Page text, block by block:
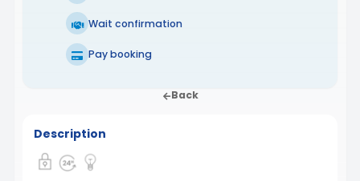
Wait confirmation
Pay booking
Back
Description